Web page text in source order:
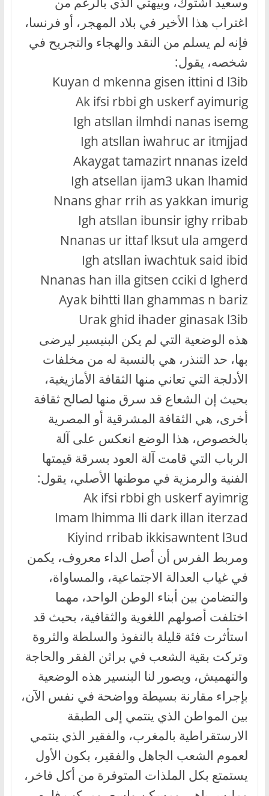
اغتراب هذا الأخير في بلاد المهجر، أو فرنسا،
فإنه لم يسلم من النقد والهجاء والتجريح في
شخصه، يقول:
Kuyan d mkenna gisen ittini d l3ib
Ak ifsi rbbi gh uskerf ayimurig
Igh atsllan ilmhdi nanas isemg
Igh atsllan iwahruc ar itmjjad
Akaygat tamazirt nnanas izeld
Igh atsellan ijam3 ukan lhamid
Nnans ghar rrih as yakkan imurig
Igh atsllan ibunsir ighy rribab
Nnanas ur ittaf lksut ula amgerd
Igh atsllan iwachtuk said ibid
Nnanas han illa gitsen cciki d lgherd
Ayak bihtti llan ghammas n bariz
Urak ghid ihader ginasak l3ib
هذه الوضعية التي لم يكن البنيسير ليرضى
بها، حد التنذر، هي بالنسبة له من مخلفات
الأدلجة التي تعاني منها الثقافة الأمازيغية،
بحيث إن الشعاع قد سرق منها لصالح ثقافة
أخرى، هي الثقافة المشرقية أو المصرية
بالخصوص، هذا الوضع انعكس على آلة
الرباب التي قامت آلة العود بسرقة قيمتها
الفنية والرمزية في موطنها الأصلي، يقول:
Ak ifsi rbbi gh uskerf ayimrig
Imam lhimma lli dark illan iterzad
Kiyind rribab ikkisawntent l3ud
ومربط الفرس أن أصل الداء معروف، يكمن
في غياب العدالة الاجتماعية، والمساواة،
والتضامن بين أبناء الوطن الواحد، مهما
اختلفت أصولهم اللغوية والثقافية، بحيث قد
استأثرت فئة قليلة بالنفوذ والسلطة والثروة
وتركت بقية الشعب في براثن الفقر والحاجة
والتهميش، ويصور لنا البنسير هذه الوضعية
بإجراء مقارنة بسيطة وواضحة في نفس الآن،
بين المواطن الذي ينتمي إلى الطبقة
الارستقراطية بالمغرب، والفقير الذي ينتمي
لعموم الشعب الجاهل والفقير، بكون الأول
يستمتع بكل الملذات المتوفرة من أكل فاخر،